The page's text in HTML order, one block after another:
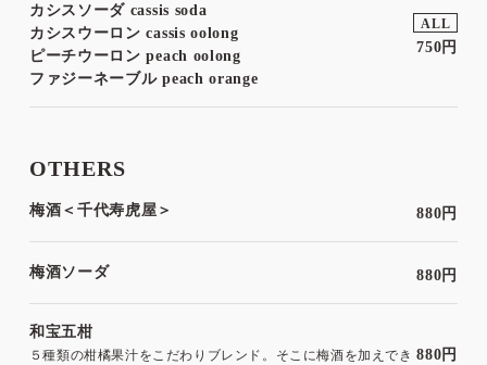
カシスソーダ cassis soda
カシスウーロン cassis oolong
ピーチウーロン peach oolong
ファジーネーブル peach orange
ALL
750円
OTHERS
梅酒＜千代寿虎屋＞ 880円
梅酒ソーダ 880円
和宝五柑
５種類の柑橘果汁をこだわりブレンド。そこに梅酒を加えでき 880円